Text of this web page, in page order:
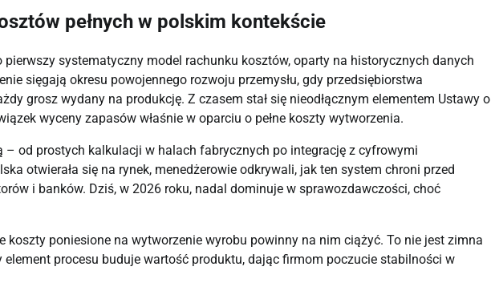
pełnych w polskim kontekście
pierwszy systematyczny model rachunku kosztów, oparty na historycznych danych
sięgają okresu powojennego rozwoju przemysłu, gdy przedsiębiorstwa
grosz wydany na produkcję. Z czasem stał się nieodłącznym elementem Ustawy o
wyceny zapasów właśnie w oparciu o pełne koszty wytworzenia.
– od prostych kalkulacji w halach fabrycznych po integrację z cyfrowymi
otwierała się na rynek, menedżerowie odkrywali, jak ten system chroni przed
i banków. Dziś, w 2026 roku, nadal dominuje w sprawozdawczości, choć
koszty poniesione na wytworzenie wyrobu powinny na nim ciążyć. To nie jest zimna
procesu buduje wartość produktu, dając firmom poczucie stabilności w